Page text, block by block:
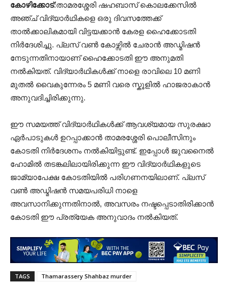
കോഴിക്കോട്:താമരശ്ശേരി ഷഹബാസ് കൊലക്കേസിൽ
അഞ്ച് വിദ്യാർഥികളെ ഒരു ദിവസത്തേക്ക്
താൽക്കാലികമായി വിട്ടയക്കാൻ കേരള ഹൈക്കോടതി
നിർദേശിച്ചു. പ്ലസ് വൺ കോഴ്സിൽ ചേരാൻ അഡ്മിഷൻ
നേടുന്നതിനായാണ് ഹൈക്കോടതി ഈ അനുമതി
നൽകിയത്. വിദ്യാർഥികൾക്ക് നാളെ രാവിലെ 10 മണി
മുതൽ വൈകുന്നേരം 5 മണി വരെ സ്കൂളിൽ ഹാജരാകാൻ
അനുവദിച്ചിരിക്കുന്നു.
ഈ സമയത്ത് വിദ്യാർഥികൾക്ക് ആവശ്യമായ സുരക്ഷാ
ഏർപാടുകൾ ഉറപ്പാക്കാൻ താമരശ്ശേരി പൊലീസിനും
കോടതി നിർദേശനം നൽകിയിട്ടുണ്ട്. ഇപ്പോൾ ജുവനൈൽ
ഹോമിൽ തടങ്കലിലായിരിക്കുന്ന ഈ വിദ്യാർഥികളുടെ
ജാമ്യാപേക്ഷ കോടതിയിൽ പരിഗണനയിലാണ്. പ്ലസ്
വൺ അഡ്മിഷൻ സമയപരിധി നാളെ
അവസാനിക്കുന്നതിനാൽ, അവസരം നഷ്ടപ്പെടാതിരിക്കാൻ
കോടതി ഈ പ്രത്യേക അനുവാദം നൽകിയത്.
TAGS Thamarassery Shahbaz murder